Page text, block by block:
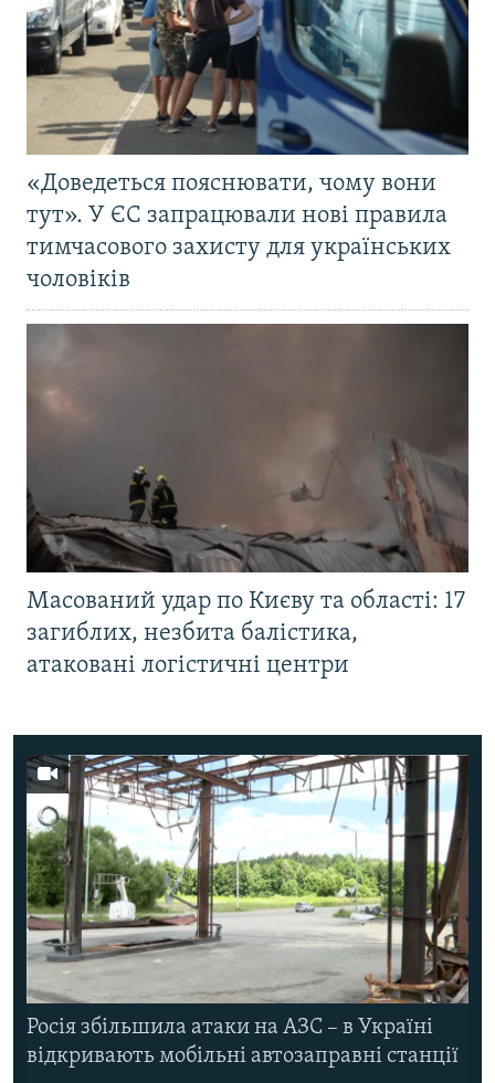
«Доведеться пояснювати, чому вони
тут». У ЄС запрацювали нові правила
тимчасового захисту для українських
чоловіків
Масований удар по Києву та області: 17
загиблих, незбита балістика,
атаковані логістичні центри
Росія збільшила атаки на АЗС – в Україні
відкривають мобільні автозаправні станції